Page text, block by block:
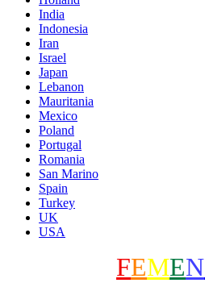
India
Indonesia
Iran
Israel
Japan
Lebanon
Mauritania
Mexico
Poland
Portugal
Romania
San Marino
Spain
Turkey
UK
USA
FEMEN